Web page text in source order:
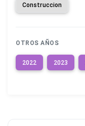
Construccion
OTROS AÑOS
2022 2023